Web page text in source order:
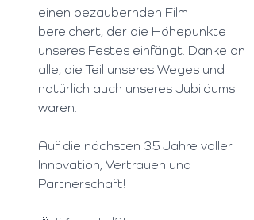
einen bezaubernden Film
bereichert, der die Höhepunkte
unseres Festes einfängt. Danke an
alle, die Teil unseres Weges und
natürlich auch unseres Jubiläums
waren.
Auf die nächsten 35 Jahre voller
Innovation, Vertrauen und
Partnerschaft!